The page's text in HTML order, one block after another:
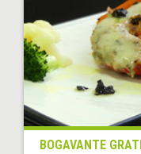
BOGAVANTE